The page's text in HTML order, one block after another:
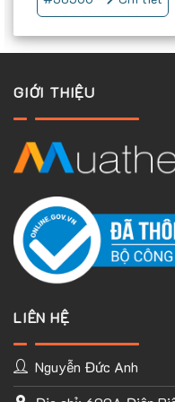
do dúng tôi làm đều hỗ
GIỚI THIỆU
LIÊN HỆ
Nguyễn Đức Anh